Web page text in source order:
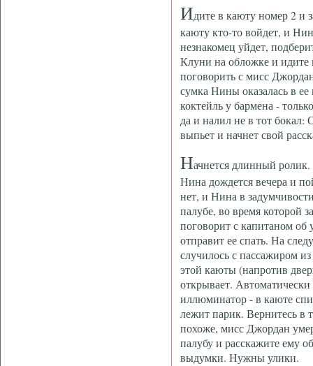
Идите в каюту номер 2 и
каюту кто-то войдет, и
незнакомец уйдет,
Клуни на обложке и идите
поговорить с мисс
сумка Нины оказалась в
коктейль у бармена -
да и налил не в тот бокал:
выпьет и начнет свой
Начнется длинный
Нина дождется вечера и
нет, и Нина в
палубе, во время которой
поговорит с капитаном об
отправит ее спать. На
случилось с пассажиром
этой каюты (напротив
открывает.
иллюминатор - в каюте
лежит парик. Вернитесь в
похоже, мисс Джордан
палубу и расскажите ему
выдумки. Нужны улики.